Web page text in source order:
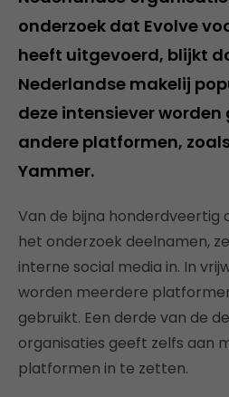
onderzoek dat Evolve
heeft uitgevoerd, blijkt
Nederlandse makelij
deze intensiever
andere platformen,
Yammer.
Van de bijna honderdveertig
het onderzoek deelnamen,
interne social media in. In
worden meerdere
gebruikt. Een derde van de
organisaties geeft zelfs aan
platformen in te zetten.